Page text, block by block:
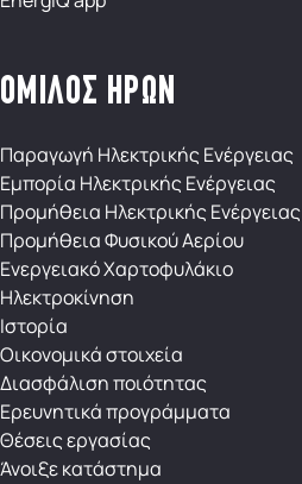
ΟΜΙΛΟΣ ΗΡΩΝ
Παραγωγή Ηλεκτρικής Ενέργειας
Εμπορία Ηλεκτρικής Ενέργειας
Προμήθεια Ηλεκτρικής Ενέργειας
Προμήθεια Φυσικού Αερίου
Ενεργειακό Χαρτοφυλάκιο
Ηλεκτροκίνηση
Ιστορία
Οικονομικά στοιχεία
Διασφάλιση ποιότητας
Eρευνητικά προγράμματα
Θέσεις εργασίας
Άνοιξε κατάστημα